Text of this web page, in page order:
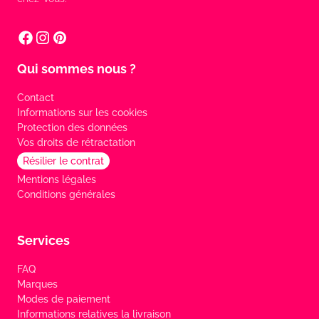
Qui sommes nous ?
Contact
Informations sur les cookies
Protection des données
Vos droits de rétractation
Résilier le contrat
Mentions légales
Conditions générales
Services
FAQ
Marques
Modes de paiement
Informations relatives la livraison